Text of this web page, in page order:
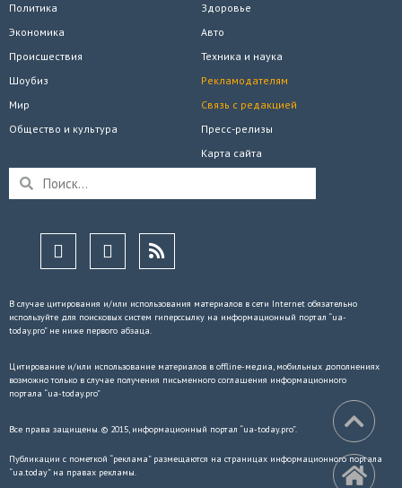
Политика
Экономика
Происшествия
Здоровье
Авто
Техника и наука
Шоубиз
Мир
Общество и культура
Рекламодателям
Связь с редакцией
Пресс-релизы
Карта сайта
В случае цитирования и/или использования материалов в сети Internet обязательно
используйте для поисковых систем гиперссылку на информационный портал “ua-
today.pro” не ниже первого абзаца.
Цитирование и/или использование материалов в offline-медиа, мобильных дополнениях
возможно только в случае получения письменного соглашения информационного
портала “ua-today.pro”
Все права защищены. © 2015, информационный портал “ua-today.pro”.
Публикации с пометкой “реклама” размещаются на страницах информационного портала
“ua.today” на правах рекламы.